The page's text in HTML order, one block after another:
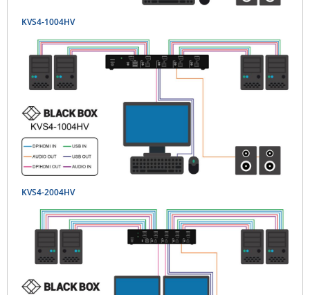
KVS4-1004HV
KVS4-2004HV